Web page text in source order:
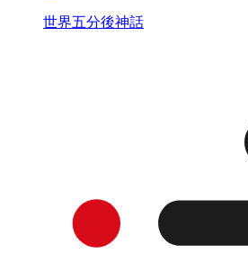
世界五分後神話